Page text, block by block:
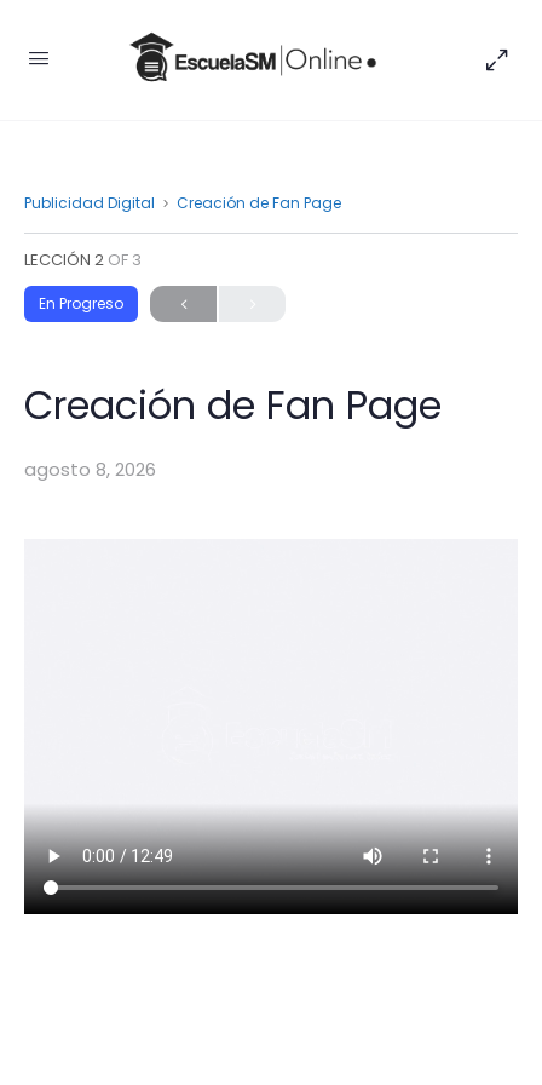
Publicidad Digital Creación de Fan Page
LECCIÓN 2 OF 3
En Progreso
Creación de Fan Page
agosto 8, 2026